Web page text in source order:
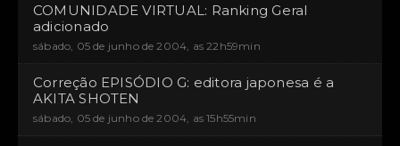
COMUNIDADE VIRTUAL: Ranking Geral
adicionado
sábado, 05 de junho de 2004, as 22h59min
Correção EPISÓDIO G: editora japonesa é a
AKITA SHOTEN
sábado, 05 de junho de 2004, as 15h55min